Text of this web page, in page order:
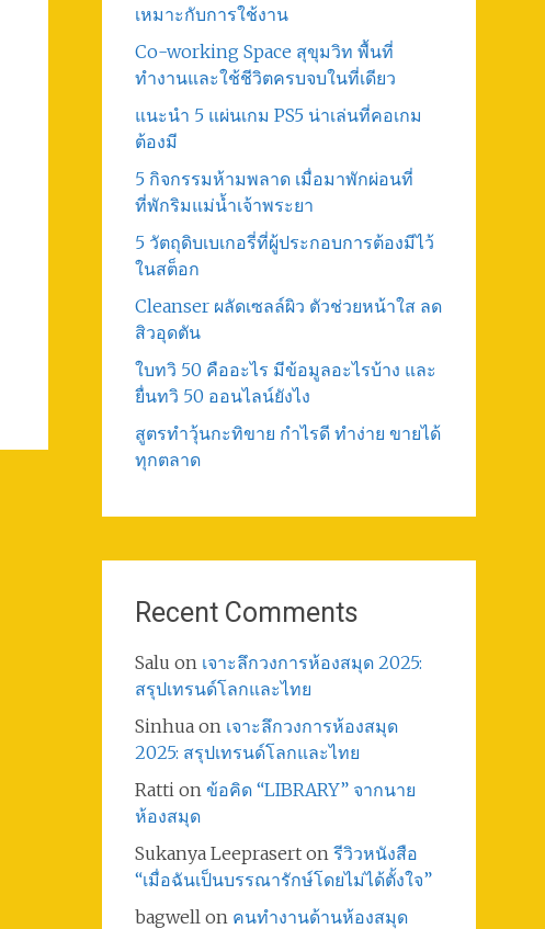
เหมาะกับการใช้งาน
Co-working Space สุขุมวิท พื้นที่
ทำงานและใช้ชีวิตครบจบในที่เดียว
แนะนำ 5 แผ่นเกม PS5 น่าเล่นที่คอเกม
ต้องมี
5 กิจกรรมห้ามพลาด เมื่อมาพักผ่อนที่
ที่พักริมแม่น้ำเจ้าพระยา
5 วัตถุดิบเบเกอรี่ที่ผู้ประกอบการต้องมีไว้
ในสต็อก
Cleanser ผลัดเซลล์ผิว ตัวช่วยหน้าใส ลด
สิวอุดตัน
ใบทวิ 50 คืออะไร มีข้อมูลอะไรบ้าง และ
ยื่นทวิ 50 ออนไลน์ยังไง
สูตรทําวุ้นกะทิขาย กำไรดี ทำง่าย ขายได้
ทุกตลาด
Recent Comments
Salu on เจาะลึกวงการห้องสมุด 2025:
สรุปเทรนด์โลกและไทย
Sinhuaon เจาะลึกวงการห้องสมุด
2025: สรุปเทรนด์โลกและไทย
Rattion ข้อคิด “LIBRARY” จากนาย
ห้องสมุด
Sukanya Leepraserton รีวิวหนังสือ
“เมื่อฉันเป็นบรรณารักษ์โดยไม่ได้ตั้งใจ”
bagwellon คนทำงานด้านห้องสมุด